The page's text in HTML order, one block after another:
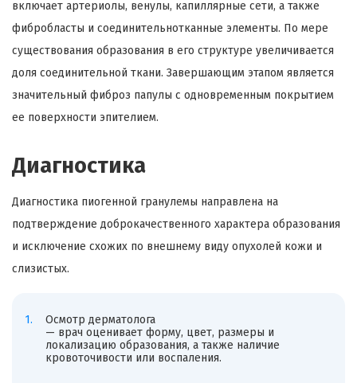
включает артериолы, венулы, капиллярные сети, а также
фибробласты и соединительнотканные элементы. По мере
существования образования в его структуре увеличивается
доля соединительной ткани. Завершающим этапом является
значительный фиброз папулы с одновременным покрытием
ее поверхности эпителием.
Диагностика
Диагностика пиогенной гранулемы направлена на
подтверждение доброкачественного характера образования
и исключение схожих по внешнему виду опухолей кожи и
слизистых.
Осмотр дерматолога
— врач оценивает форму, цвет, размеры и
локализацию образования, а также наличие
кровоточивости или воспаления.